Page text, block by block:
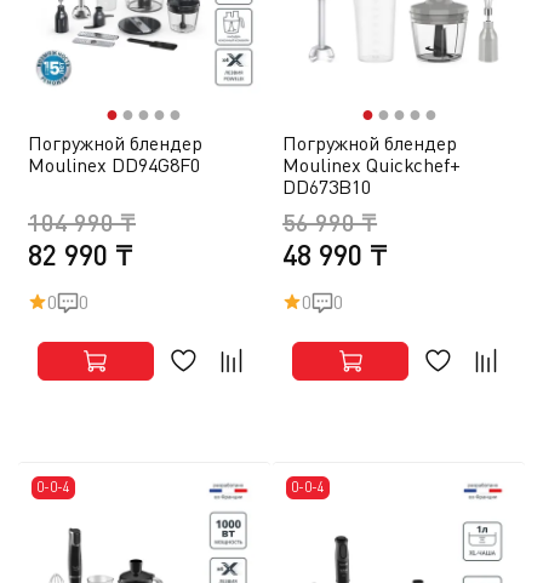
●● ● ● ●
Погружной блендер
Moulinex DD94G8F0
82 990 ₸
104 990 ₸
0 0
●● ● ● ●
Погружной блендер
Moulinex Quickchef+
DD673B10
48 990 ₸
56 990 ₸
0 0
0-0-4 0-0-4